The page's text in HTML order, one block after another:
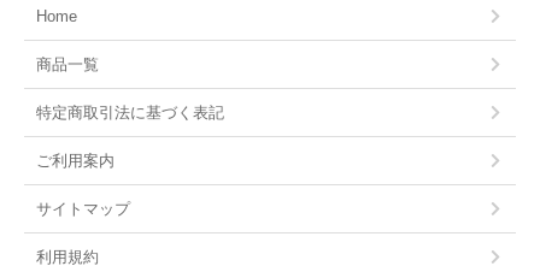
Home
商品一覧
特定商取引法に基づく表記
ご利用案内
サイトマップ
利用規約